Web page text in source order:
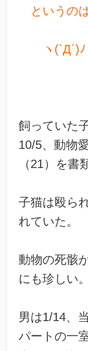
というの
ヽ(`Д´)ﾉ
飼っていた
10/5、動物
（21）を書
子猫は殴ら
れていた。
動物の死骸
にも珍しい。
男は1/14、
パートの一